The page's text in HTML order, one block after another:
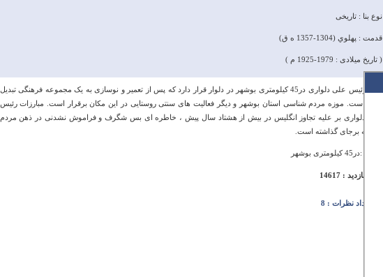
نوع بنا : تاریخی
قدمت : پهلوي (1304-1357 ه ق)
( تاریخ میلادی : 1979-1925 م )
خانه رئیس علی دلواری در45 کیلومتری بوشهر در دلوار قرار دارد که پس از تعمیر و نوسازی به یک مجموعه فرهنگی تبدیل
شده است. موزه مردم شناسی استان بوشهر و دیگر فعالیت های سنتی روستایی در این مکان برقرار است. مبارزات رئیس
علی دلواری بر علیه تجاوز انگلیس در بیش از هشتاد سال پیش ، خاطره ای بس شگرف و فراموش نشدنی در ذهن مردم
منطقه برجای گذاشته است.
آدرس :در45 کیلومتری بوشهر
تعداد بازدید : 14617
تعداد نظرات : 8